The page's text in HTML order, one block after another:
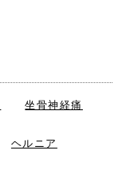
坐骨神経痛
ヘルニア